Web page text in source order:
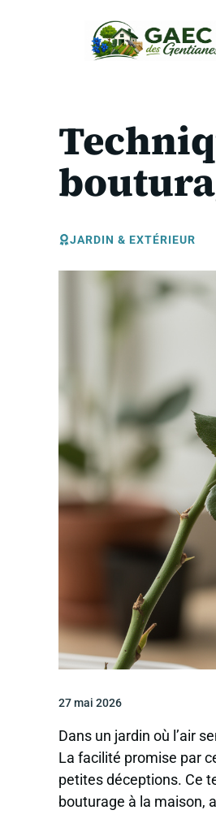
JARDIN & EXTÉRIEUR
27 mai 2026
Dans un jardin où l’air
La facilité promise par
petites déceptions. Ce
bouturage à la maison,